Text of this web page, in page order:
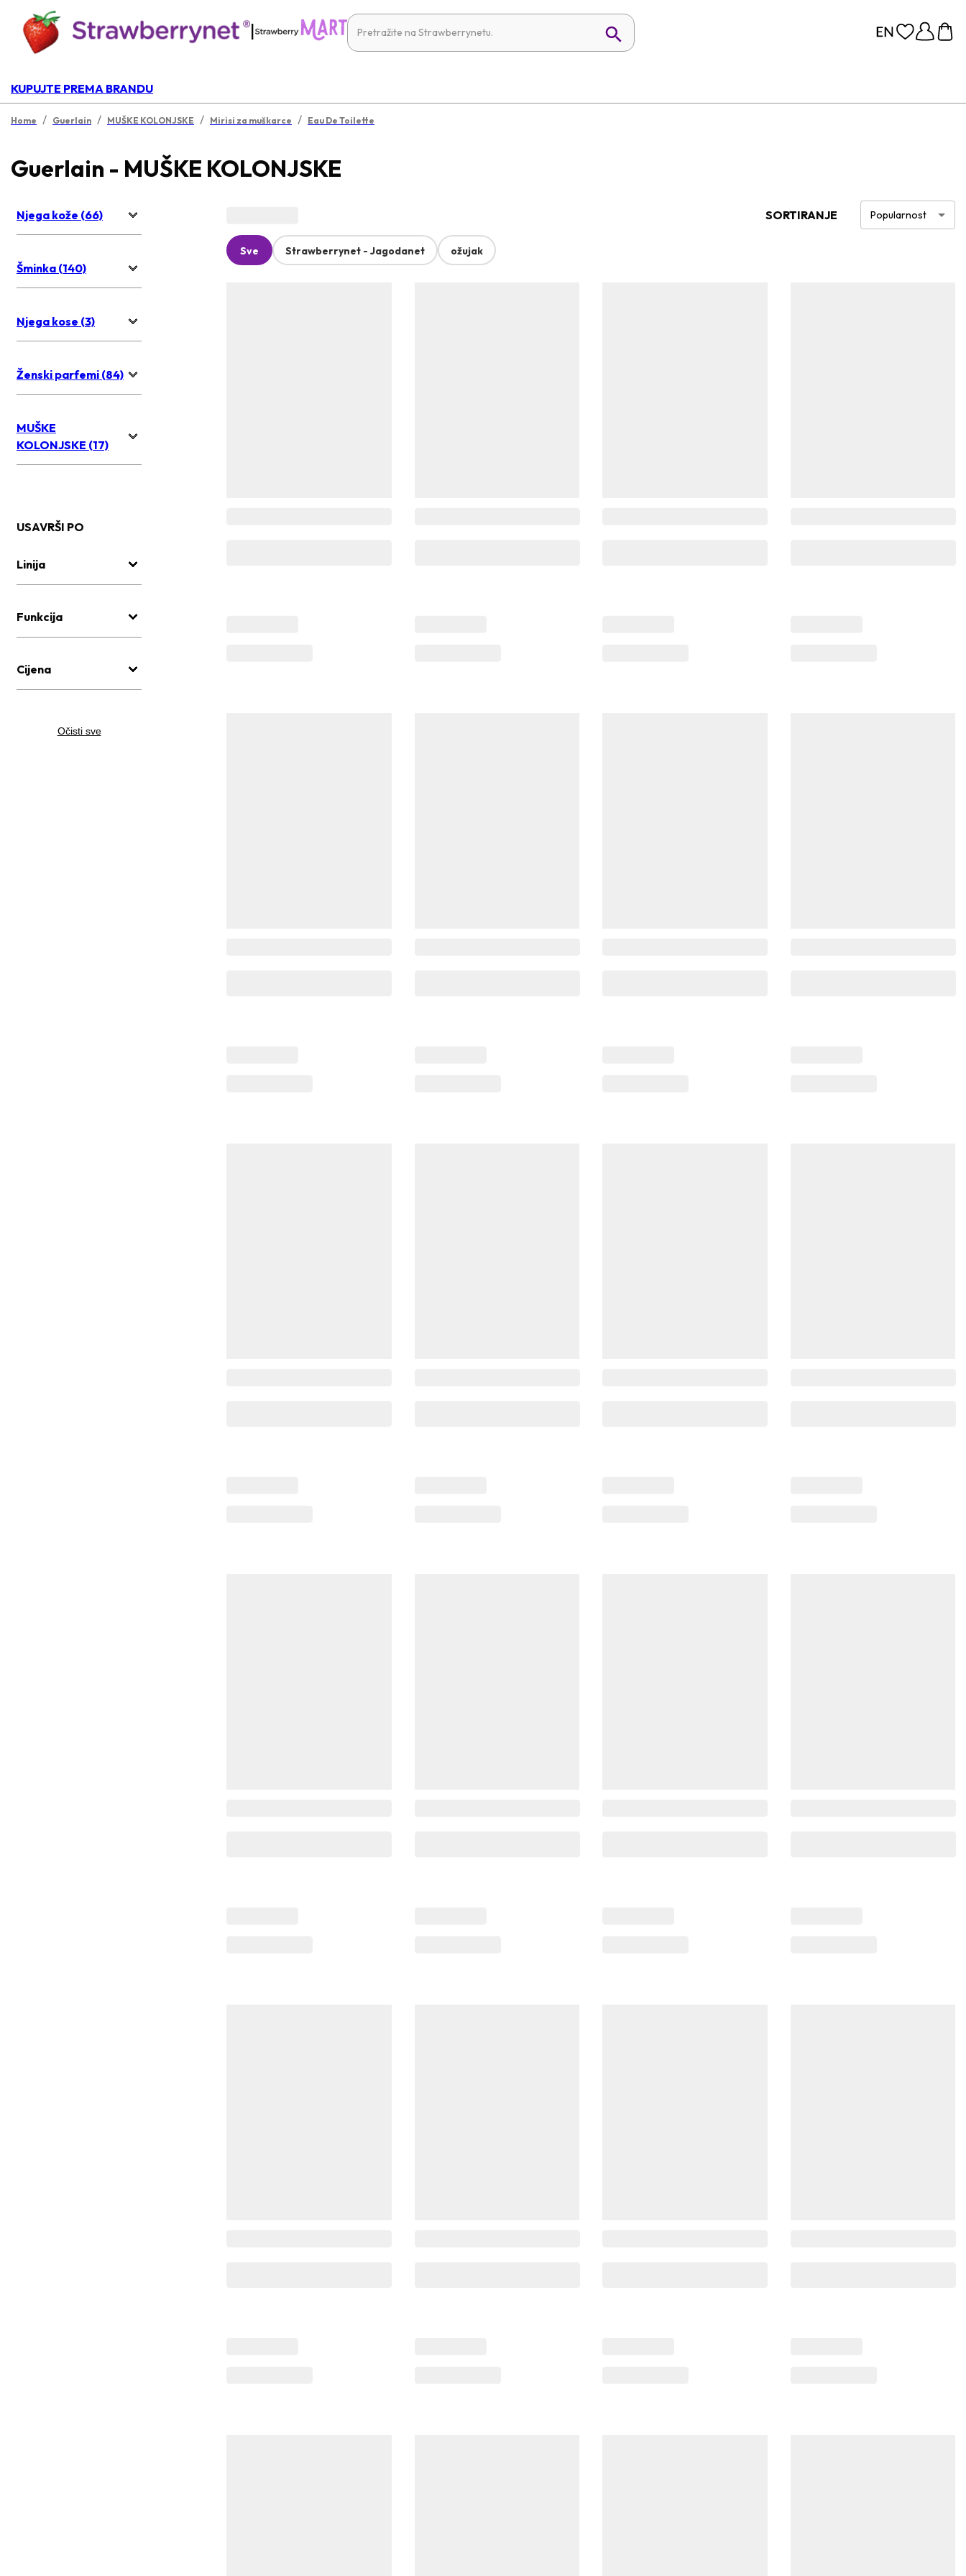
|
KUPUJTE PREMA BRANDU
Home / Guerlain / MUŠKE KOLONJSKE / Mirisi za muškarce / Eau De Toilette
Guerlain - MUŠKE KOLONJSKE
Njega kože (66)
Šminka (140)
Njega kose (3)
Ženski parfemi (84)
MUŠKE
KOLONJSKE (17)
USAVRŠI PO
Linija
Funkcija
Cijena
Očisti sve
SORTIRANJE Popularnost
Sve Strawberrynet - Jagodanet ožujak